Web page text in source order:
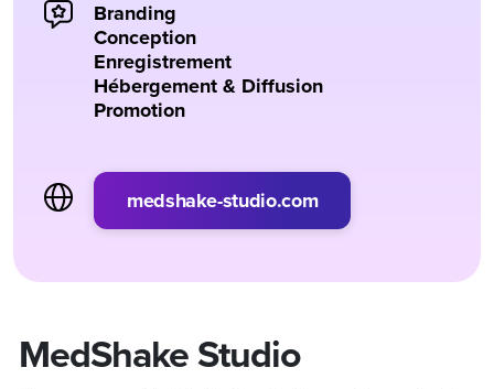
Branding
Conception
Enregistrement
Hébergement & Diffusion
Promotion
medshake-studio.com
MedShake Studio